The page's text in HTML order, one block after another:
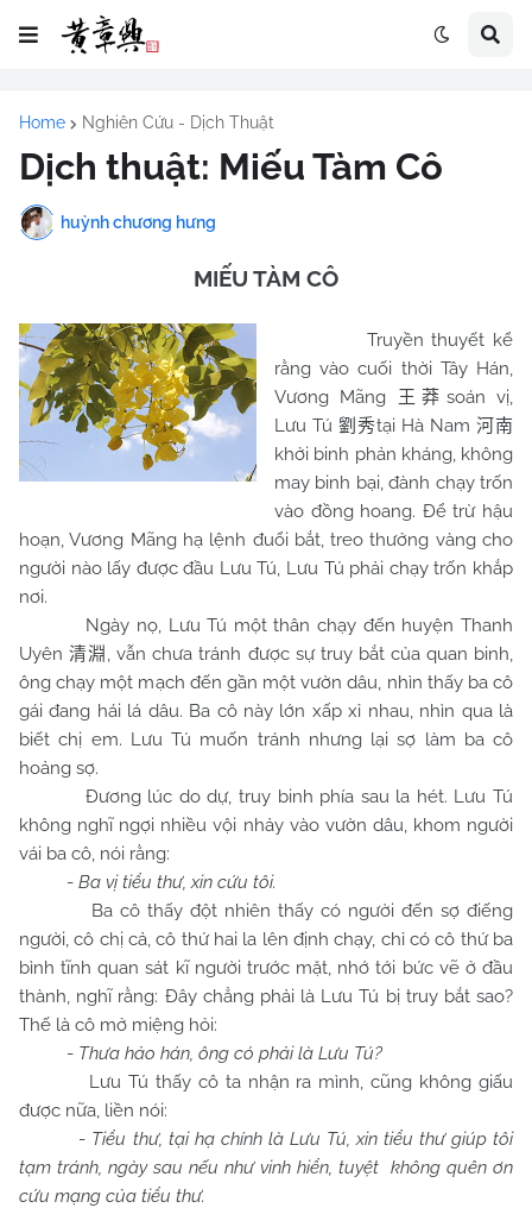
Home Nghiên Cứu - Dịch Thuật
Dịch thuật: Miếu Tàm Cô
huỳnh chương hưng
MIẾU TÀM CÔ
Truyền thuyết kể
rằng vào cuối thời Tây Hán,
Vương Mãng
王莽 soán vị,
Lưu Tú 劉秀tại Hà Nam 河南
khởi binh phản kháng, không
may binh bại, đành chạy trốn
vào đồng hoang. Để trừ hậu
hoạn, Vương Mãng hạ lệnh đuổi bắt, treo thưởng vàng cho
người nào lấy được đầu Lưu Tú, Lưu Tú phải chạy trốn khắp
nơi.
Ngày nọ, Lưu Tú một thân chạy đến huyện Thanh
Uyên清淵 , vẫn chưa tránh được sự truy bắt của quan binh,
ông chạy một mạch đến gần một vườn dâu, nhìn thấy ba cô
gái đang hái lá dâu. Ba cô này lớn xấp xỉ nhau, nhìn qua là
biết chị em. Lưu Tú muốn tránh nhưng lại sợ làm ba cô
hoảng sợ.
Đương lúc do dự, truy binh phía sau la hét. Lưu Tú
không nghĩ ngợi nhiều vội nhảy vào vườn dâu, khom người
vái ba cô, nói rằng:
- Ba vị tiểu thư, xin cứu tôi.
Ba cô thấy đột nhiên thấy có người đến sợ điếng
người, cô chị cả, cô thứ hai la lên định chạy, chỉ có cô thứ ba
bình tĩnh quan sát kĩ người trước mặt, nhớ tới bức vẽ ở đầu
thành, nghĩ rằng: Đây chẳng phải là Lưu Tú bị truy bắt sao?
Thế là cô mở miệng hỏi:
- Thưa hảo hán, ông có phải là Lưu Tú?
Lưu Tú thấy cô ta nhận ra mình, cũng không giấu
được nữa, liền nói:
- Tiểu thư, tại hạ chính là Lưu Tú, xin tiểu thư giúp tôi
tạm tránh, ngày sau nếu như vinh hiển, tuyệt không quên ơn
cứu mạng của tiểu thư.